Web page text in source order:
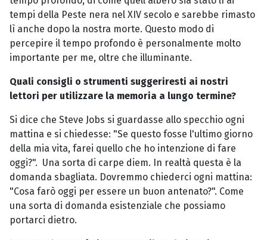
tempi della Peste nera nel XIV secolo e sarebbe rimasto
lì anche dopo la nostra morte. Questo modo di
percepire il tempo profondo è personalmente molto
importante per me, oltre che illuminante.
Quali consigli o strumenti suggeriresti ai nostri
lettori per utilizzare la memoria a lungo termine?
Si dice che Steve Jobs si guardasse allo specchio ogni
mattina e si chiedesse: "Se questo fosse l'ultimo giorno
della mia vita, farei quello che ho intenzione di fare
oggi?". Una sorta di carpe diem. In realtà questa è la
domanda sbagliata. Dovremmo chiederci ogni mattina:
"Cosa farò oggi per essere un buon antenato?". Come
una sorta di domanda esistenziale che possiamo
portarci dietro.